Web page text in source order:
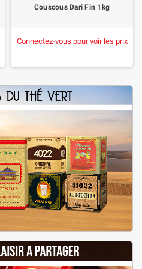
Couscous Dari Fin 1kg
Connectez-vous pour voir les prix